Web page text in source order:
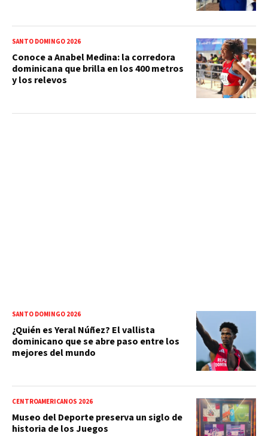
SANTO DOMINGO 2026
Conoce a Anabel Medina: la corredora
dominicana que brilla en los 400 metros
y los relevos
SANTO DOMINGO 2026
¿Quién es Yeral Núñez? El vallista
dominicano que se abre paso entre los
mejores del mundo
CENTROAMERICANOS 2026
Museo del Deporte preserva un siglo de
historia de los Juegos